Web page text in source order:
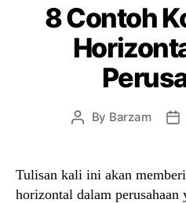
8 Contoh
Post
By Barzam
Tulisan kali ini akan
horizontal dalam perusahaan